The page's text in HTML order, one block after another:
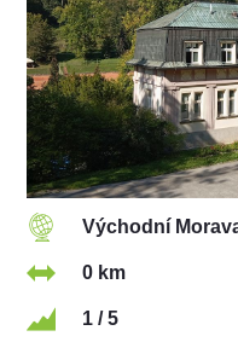
Východní
0 km
1 / 5